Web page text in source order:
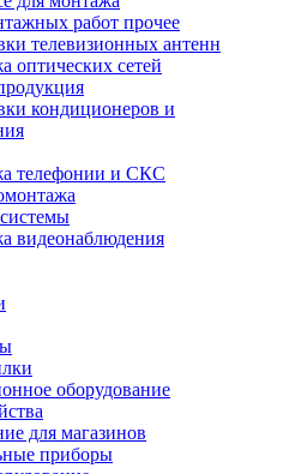
работ прочее
телевизионных антенн
оптических сетей
кондиционеров и
телефонии и СКС
видеонаблюдения
оборудование
для магазинов
приборы